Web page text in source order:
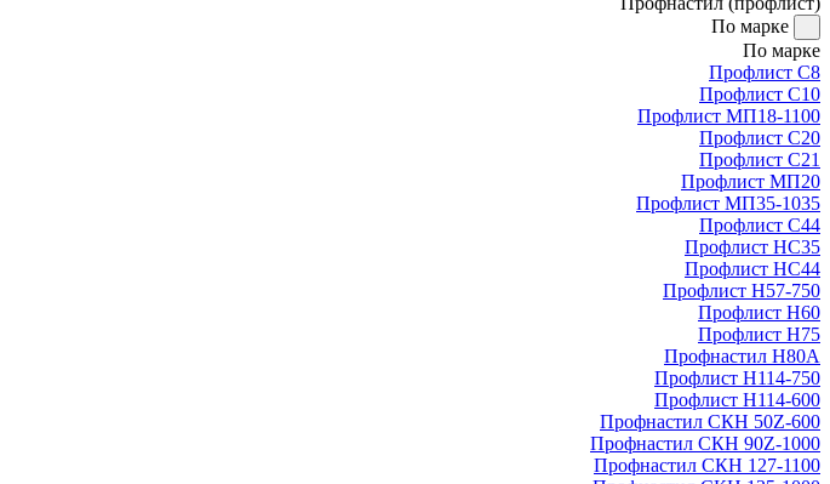
По марке
По марке
Профлист С8
Профлист С10
Профлист МП18-1100
Профлист С20
Профлист С21
Профлист МП20
Профлист МП35-1035
Профлист С44
Профлист НС35
Профлист НС44
Профлист Н57-750
Профлист Н60
Профлист Н75
Профнастил Н80А
Профлист Н114-750
Профлист Н114-600
Профнастил СКН 50Z-600
Профнастил СКН 90Z-1000
Профнастил СКН 127-1100